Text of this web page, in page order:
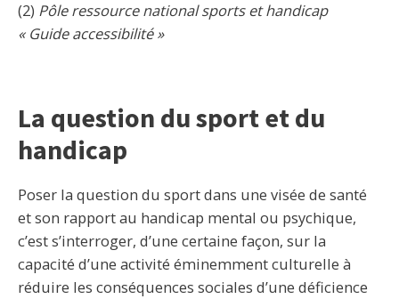
(2) Pôle ressource national sports et handicap
« Guide accessibilité »
La question du sport et du
handicap
Poser la question du sport dans une visée de santé
et son rapport au handicap mental ou psychique,
c’est s’interroger, d’une certaine façon, sur la
capacité d’une activité éminemment culturelle à
réduire les conséquences sociales d’une déficience